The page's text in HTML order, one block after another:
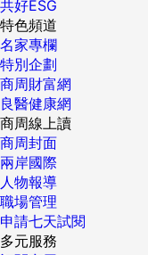
共好ESG
特色頻道
名家專欄
特別企劃
商周財富網
良醫健康網
商周線上讀
商周封面
兩岸國際
人物報導
職場管理
申請七天試閱
多元服務